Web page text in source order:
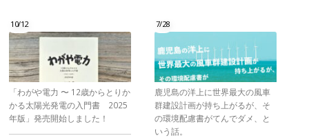
10/12
「わがや電力 〜 12歳からとりか
かる太陽光発電の入門書 2025
年版」発売開始しました！
7/28
鹿児島の洋上に世界最大の風車
群建設計画が持ち上がるが、そ
の環境配慮書がてんでダメ、と
いう話。